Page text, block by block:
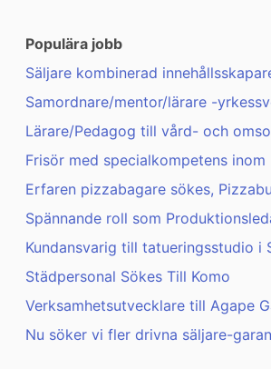
Populära jobb
Säljare kombinerad
Samordnare/mentor/lärare -
Lärare/Pedagog till vård- och
Frisör med specialkompetens inom
Erfaren pizzabagare sökes,
Spännande roll som
Kundansvarig till tatueringsstudio i
Städpersonal Sökes Till Komo
Verksamhetsutvecklare till Agape
Nu söker vi fler drivna säljare-